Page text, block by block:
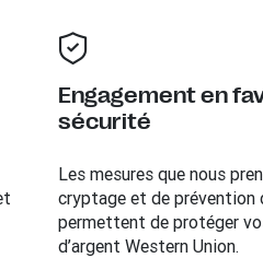
Engagement en
sécurité
Les mesures que nous
cryptage et de prévention
permettent de protéger
d’argent Western Union.